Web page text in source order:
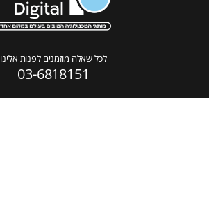
לכל שאלה מוזמנים לפנות אלינו
03-6818151